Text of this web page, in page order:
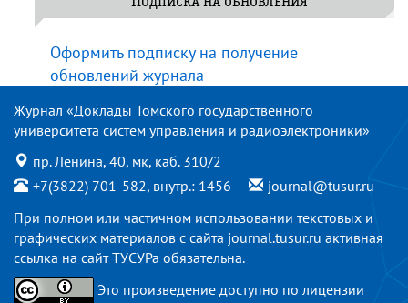
Подписка на обновления
Оформить подписку на получение
обновлений журнала
Журнал «Доклады Томского государственного
университета систем управления и радиоэлектроники»
пр. Ленина, 40, мк, каб. 310/2
+7(3822) 701-582, внутр.: 1456
journal@tusur.ru
При полном или частичном использовании текстовых и
графических материалов с сайта journal.tusur.ru активная
ссылка на сайт ТУСУРа обязательна.
Это произведение доступно по лицензии